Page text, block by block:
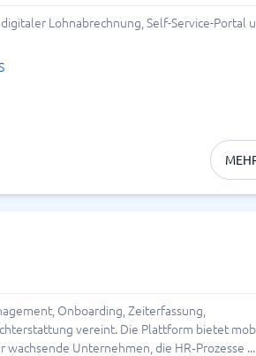
Lohnabrechnung, Self-Service-Portal
Onboarding, Zeiterfassung,
vereint. Die Plattform bietet
Unternehmen, die HR‑Prozesse ...